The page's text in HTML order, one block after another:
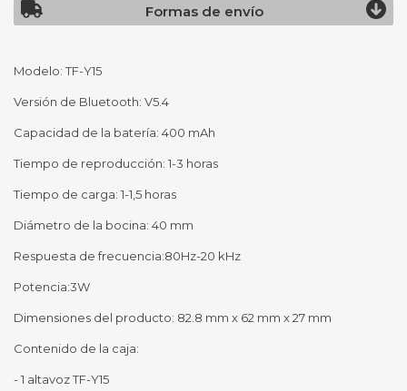
Formas de envío
Modelo: TF-Y15
Versión de Bluetooth: V5.4
Capacidad de la batería: 400 mAh
Tiempo de reproducción: 1-3 horas
Tiempo de carga: 1-1,5 horas
Diámetro de la bocina: 40 mm
Respuesta de frecuencia:80Hz-20 kHz
Potencia:3W
Dimensiones del producto: 82.8 mm x 62 mm x 27 mm
Contenido de la caja:
- 1 altavoz TF-Y15